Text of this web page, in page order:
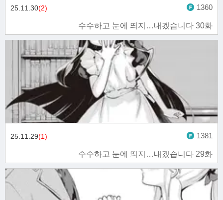
수수하고 눈에 띄지…내겠습니다 30화
25.11.30(2) 1360
수수하고 눈에 띄지…내겠습니다 29화
25.11.29(1) 1381